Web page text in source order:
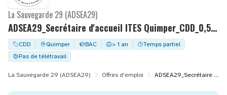
ADSEA29_Secrétaire d'accueil ITES Quimper_CDD_0,50 ETP _Nov 25
La Sauvegarde 29 (ADSEA29)
CDD Quimper BAC > 1 an
Temps partiel
Pas de télétravail
La Sauvegarde 29 (ADSEA29) Offres d'emploi ADSEA29_Secrétaire d'accueil ITES Quimper_CDD_0,50 ETP _Nov 25